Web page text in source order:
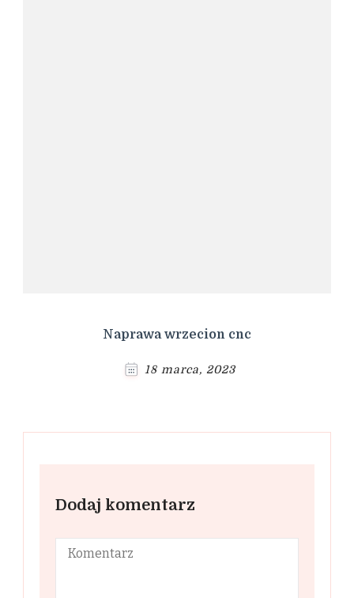
Naprawa wrzecion cnc
18 marca, 2023
Dodaj komentarz